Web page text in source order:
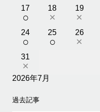
17
○
18
×
19
×
24
○
25
○
26
×
31
×
2026年7月
過去記事